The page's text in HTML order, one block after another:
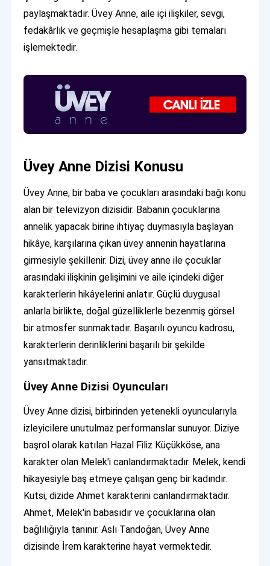
paylaşmaktadır. Üvey Anne, aile içi ilişkiler, sevgi,
fedakârlık ve geçmişle hesaplaşma gibi temaları
işlemektedir.
Üvey Anne Dizisi Konusu
Üvey Anne, bir baba ve çocukları arasındaki bağı konu
alan bir televizyon dizisidir. Babanın çocuklarına
annelik yapacak birine ihtiyaç duymasıyla başlayan
hikâye, karşılarına çıkan üvey annenin hayatlarına
girmesiyle şekillenir. Dizi, üvey anne ile çocuklar
arasındaki ilişkinin gelişimini ve aile içindeki diğer
karakterlerin hikâyelerini anlatır. Güçlü duygusal
anlarla birlikte, doğal güzelliklerle bezenmiş görsel
bir atmosfer sunmaktadır. Başarılı oyuncu kadrosu,
karakterlerin derinliklerini başarılı bir şekilde
yansıtmaktadır.
Üvey Anne Dizisi Oyuncuları
Üvey Anne dizisi, birbirinden yetenekli oyuncularıyla
izleyicilere unutulmaz performanslar sunuyor. Diziye
başrol olarak katılan Hazal Filiz Küçükköse, ana
karakter olan Melek'i canlandırmaktadır. Melek, kendi
hikayesiyle baş etmeye çalışan genç bir kadındır.
Kutsi, dizide Ahmet karakterini canlandırmaktadır.
Ahmet, Melek'in babasıdır ve çocuklarına olan
bağlılığıyla tanınır. Aslı Tandoğan, Üvey Anne
dizisinde İrem karakterine hayat vermektedir.